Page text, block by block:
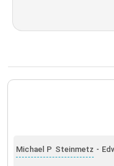
Michael P Steinmetz -